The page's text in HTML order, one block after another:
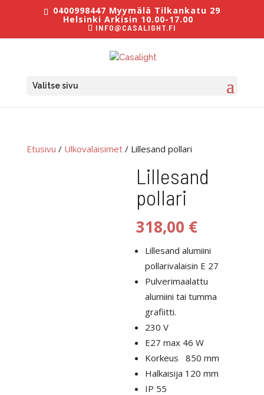
0400998447 Myymälä Tilkankatu 29
Helsinki Arkisin 10.00-17.00
INFO@CASALIGHT.FI
Valitse sivu
Etusivu / Ulkovalaisimet/ Lillesand pollari
Lillesand
pollari
318,00 €
Lillesand alumiini
pollarivalaisin E 27
Pulverimaalattu
alumiini tai tumma
grafiitti.
230 V
E27 max 46 W
Korkeus 850 mm
Halkaisija 120 mm
IP 55